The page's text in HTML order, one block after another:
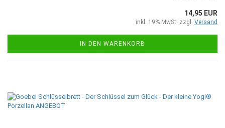
14,95 EUR
inkl. 19% MwSt. zzgl. Versand
IN DEN WARENKORB